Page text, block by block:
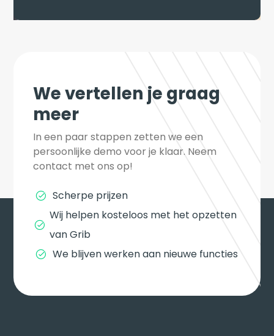
We vertellen je graag
meer
In een paar stappen zetten we een
persoonlijke demo voor je klaar. Neem
contact met ons op!
Scherpe prijzen
Wij helpen kosteloos met het opzetten
van Grib
We blijven werken aan nieuwe functies